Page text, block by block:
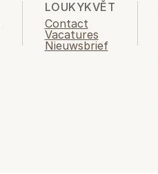
LOUKYKVĚT
Contact
Vacatures
Nieuwsbrief